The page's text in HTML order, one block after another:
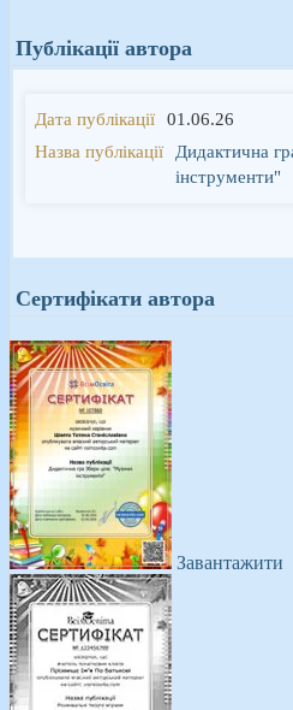
Публікації автора
01.06.26
Дидактична
інструменти"
Сертифікати автора
Завантажити